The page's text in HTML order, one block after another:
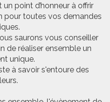
point d’honneur à offrir
pour toutes vos demandes
saurons vous conseiller
de réaliser ensemble un
unique.
à savoir s'entoure des